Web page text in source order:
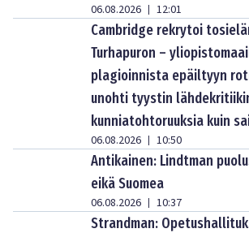
06.08.2026 | 12:01
Cambridge rekrytoi
Turhapuron –
plagioinnista epäiltyyn
unohti tyystin
kunniatohtoruuksia kuin
06.08.2026 | 10:50
Antikainen: Lindtman
eikä Suomea
06.08.2026 | 10:37
Strandman: